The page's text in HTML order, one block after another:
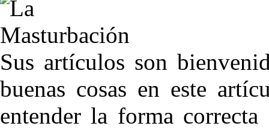
Sus artículos son
buenas cosas en este
entender la forma